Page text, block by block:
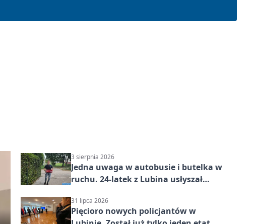
3 sierpnia 2026
Jedna uwaga w autobusie i butelka w
ruchu. 24-latek z Lubina usłyszał
zarzuty
31 lipca 2026
Pięcioro nowych policjantów w